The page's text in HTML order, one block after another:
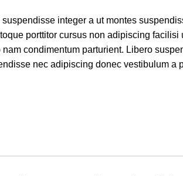
integer a ut montes
porttitor cursus non adipiscing facilisi
condimentum parturient. Libero
nec adipiscing donec vestibulum a